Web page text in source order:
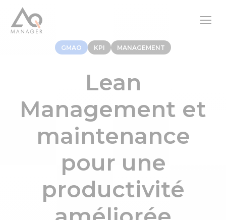
GMAO KPI MANAGEMENT
Lean
Management et
maintenance
pour une
productivité